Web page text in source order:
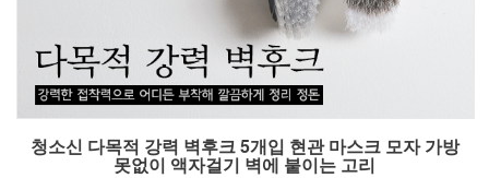
청소신 다목적 강력 벽후크 5개입 현관 마스크 모자 가방
못없이 액자걸기 벽에 붙이는 고리